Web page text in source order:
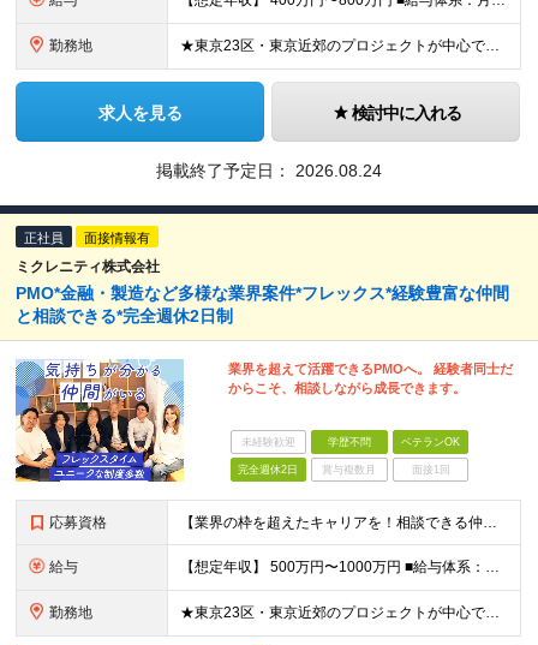
勤務地 ★東京23区・東京近郊のプロジェクトが中心です。 ★クライアントに合わせた勤務地・働き方となります。 以下は本社所在地で、リモートワークなどにご利用いただけます。 【本社】 東京都中央区日本橋小伝馬
求人を見る 検討中に入れる
掲載終了予定日： 2026.08.24
正社員 面接情報有
ミクレニティ株式会社
PMO*金融・製造など多様な業界案件*フレックス*経験豊富な仲間
と相談できる*完全週休2日制
業界を超えて活躍できるPMOへ。 経験者同士だ
からこそ、相談しながら成長できます。
未経験歓迎 学歴不問 ベテランOK
完全週休2日 賞与複数月 面接1回
応募資格 【業界の枠を超えたキャリアを！相談できる仲間と真のPMOへ】 ◆学歴不問 ＜以下のいずれかの経験をお持ちの方＞ ・IT業界でのコンサルティング、またはプロジェクトマネジメント経験 ・SIerやコンサル
給与 【想定年収】 500万円〜1000万円 ■給与体系：月給制 月給：293,000円〜(固定手当含) 固定残業代：97,000円〜 ※固定時間外割増手当（40時間分）を含む ※40時間を超える時間
勤務地 ★東京23区・東京近郊のプロジェクトが中心です。 ★クライアントに合わせた勤務地・働き方となります。 以下は本社所在地で、リモートワークなどにご利用いただけます。 【本社】 東京都中央区日本橋小伝馬